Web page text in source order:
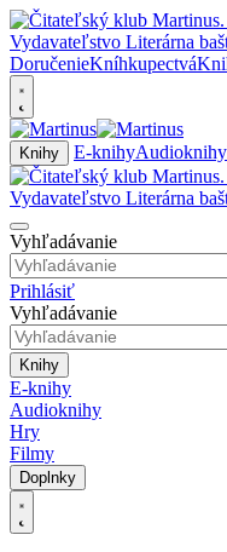
DoručenieKníhkupectvá
Knihy E-knihyAudioknihy
Vyhľadávanie
Prihlásiť
Vyhľadávanie
Knihy
E-knihy
Audioknihy
Hry
Filmy
Doplnky